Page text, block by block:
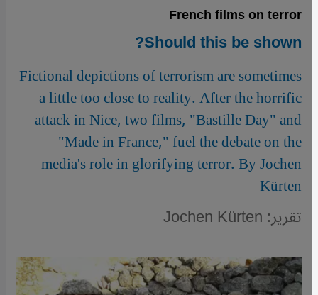
French films on terror
Should this be shown?
Fictional depictions of terrorism are sometimes
a little too close to reality. After the horrific
attack in Nice, two films, "Bastille Day" and
"Made in France," fuel the debate on the
media's role in glorifying terror. By Jochen
Kürten
تقرير: Jochen Kürten